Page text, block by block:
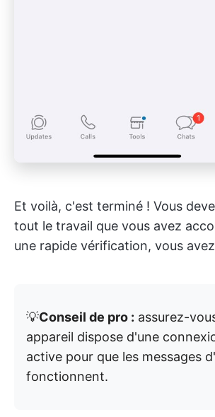
Et voilà, c'est terminé ! Vous
tout le travail que vous avez
une rapide vérification, vous
💡Conseil de pro : assurez-
appareil dispose d'une
active pour que les messages
fonctionnent.